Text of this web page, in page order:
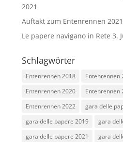
2021
Auftakt zum Entenrennen 2021
Le papere navigano in Rete 3.
Schlagwörter
Entenrennen 2018
Entenrennen
Entenrennen 2020
Entenrennen
Entenrennen 2022
gara delle
gara delle papere 2019
gara
gara delle papere 2021
gara